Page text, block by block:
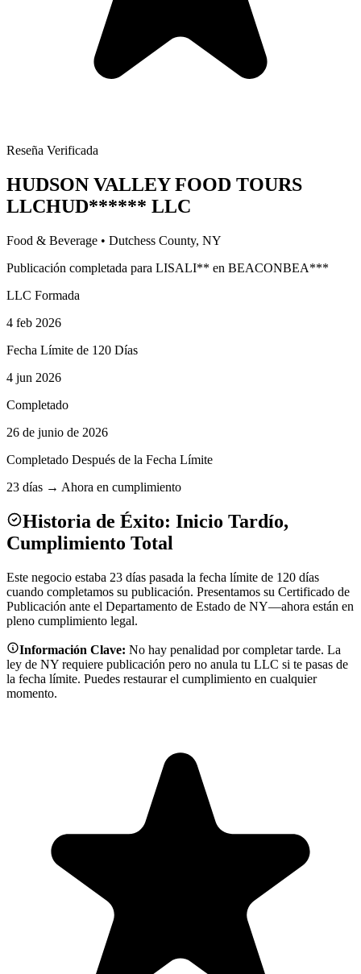
Reseña Verificada
HUDSON VALLEY FOOD TOURS
LLCHUD****** LLC
Food & Beverage • Dutchess County, NY
Publicación completada para LISALI** en BEACONBEA***
LLC Formada
4 feb 2026
Fecha Límite de 120 Días
4 jun 2026
Completado
26 de junio de 2026
Completado Después de la Fecha Límite
23 días → Ahora en cumplimiento
Historia de Éxito: Inicio Tardío,
Cumplimiento Total
Este negocio estaba 23 días pasada la fecha límite de 120 días
cuando completamos su publicación. Presentamos su Certificado de
Publicación ante el Departamento de Estado de NY—ahora están en
pleno cumplimiento legal.
Información Clave: No hay penalidad por completar tarde. La
ley de NY requiere publicación pero no anula tu LLC si te pasas de
la fecha límite. Puedes restaurar el cumplimiento en cualquier
momento.